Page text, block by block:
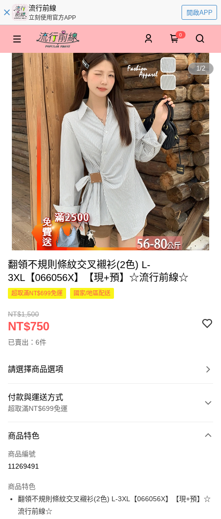
流行前線
立刻使用官方APP
開啟APP
0
1/2
翻領不規則條紋交叉襯衫(2色) L-
3XL【066056X】【現+預】☆流行前線☆
超取滿NT$699免運 國家/地區配送
NT$1,500
NT$750
已賣出：6件
請選擇商品選項
付款與運送方式
超取滿NT$699免運
信用卡一次付款
超商取貨付款
Apple Pay
街口支付
商品特色
商品編號
11269491
商品特色
翻領不規則條紋交叉襯衫(2色) L-3XL【066056X】【現+預】☆
流行前線☆